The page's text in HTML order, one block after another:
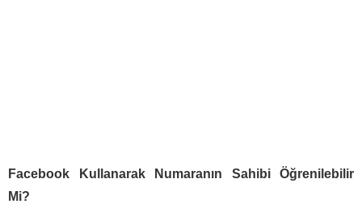
Facebook Kullanarak Numaranın Sahibi Öğrenilebilir
Mi?